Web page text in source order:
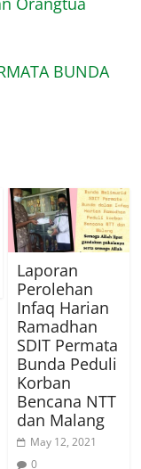
BUNDA
Laporan
Perolehan
Infaq Harian
Ramadhan
SDIT Permata
Bunda Peduli
Korban
Bencana NTT
dan Malang
May 12, 2021
0